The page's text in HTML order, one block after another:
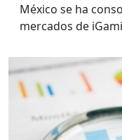
México se ha
mercados de